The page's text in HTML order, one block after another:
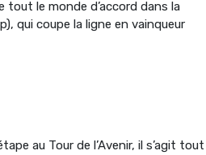
le monde d’accord dans la
qui coupe la ligne en vainqueur
au Tour de l’Avenir, il s’agit tout